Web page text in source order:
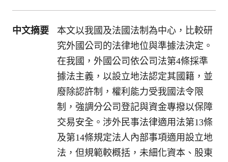
中文摘要
本文以我國及法國法制為中心，比較研
究外國公司的法律地位與準據法決定。
在我國，外國公司依公司法第4條採準
據法主義，以設立地法認定其國籍，並
廢除認許制，權利能力受我國法令限
制，強調分公司登記與資金專撥以保障
交易安全。涉外民事法律適用法第13條
及第14條規定法人內部事項適用設立地
法，但規範較概括，未細化資本、股東